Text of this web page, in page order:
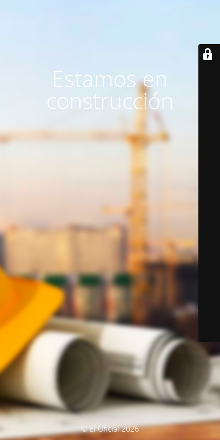
Estamos en
construcción
© El Oficial 2026